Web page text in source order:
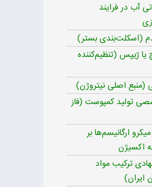
آب در فرایند
ژیپس (تنظیم‌کننده
تولید کمپوست (فاز
ارگانیسم‌ها بر
اکسیژن
ترکیب مواد
ایران)